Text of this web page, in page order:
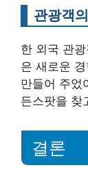
관광객
한 외국 관
은 새로운
만들어 주었
든스팟을 찾
결론